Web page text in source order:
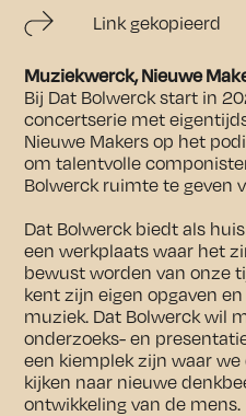
Link gekopieerd
Muziekwerck, Nieuwe
Bij Dat Bolwerck start in
concertserie met
Nieuwe Makers op het
om talentvolle
Bolwerck ruimte te geven
Dat Bolwerck biedt als
een werkplaats waar het
bewust worden van onze
kent zijn eigen opgaven
muziek. Dat Bolwerck wil
onderzoeks- en
een kiemplek zijn waar
kijken naar nieuwe
ontwikkeling van de mens.